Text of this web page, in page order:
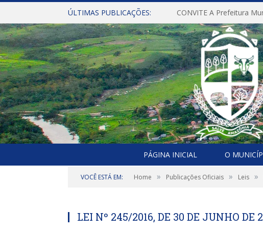
ÚLTIMAS PUBLICAÇÕES:
PÁGINA INICIAL O
VOCÊ ESTÁ EM: Home » Publicações Oficiais » Leis »
LEI Nº 245/2016, DE 30 DE JUNHO DE